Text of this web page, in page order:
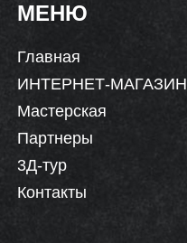
МЕНЮ
Главная
ИНТЕРНЕТ-МАГАЗИН
Мастерская
Партнеры
3Д-тур
Контакты